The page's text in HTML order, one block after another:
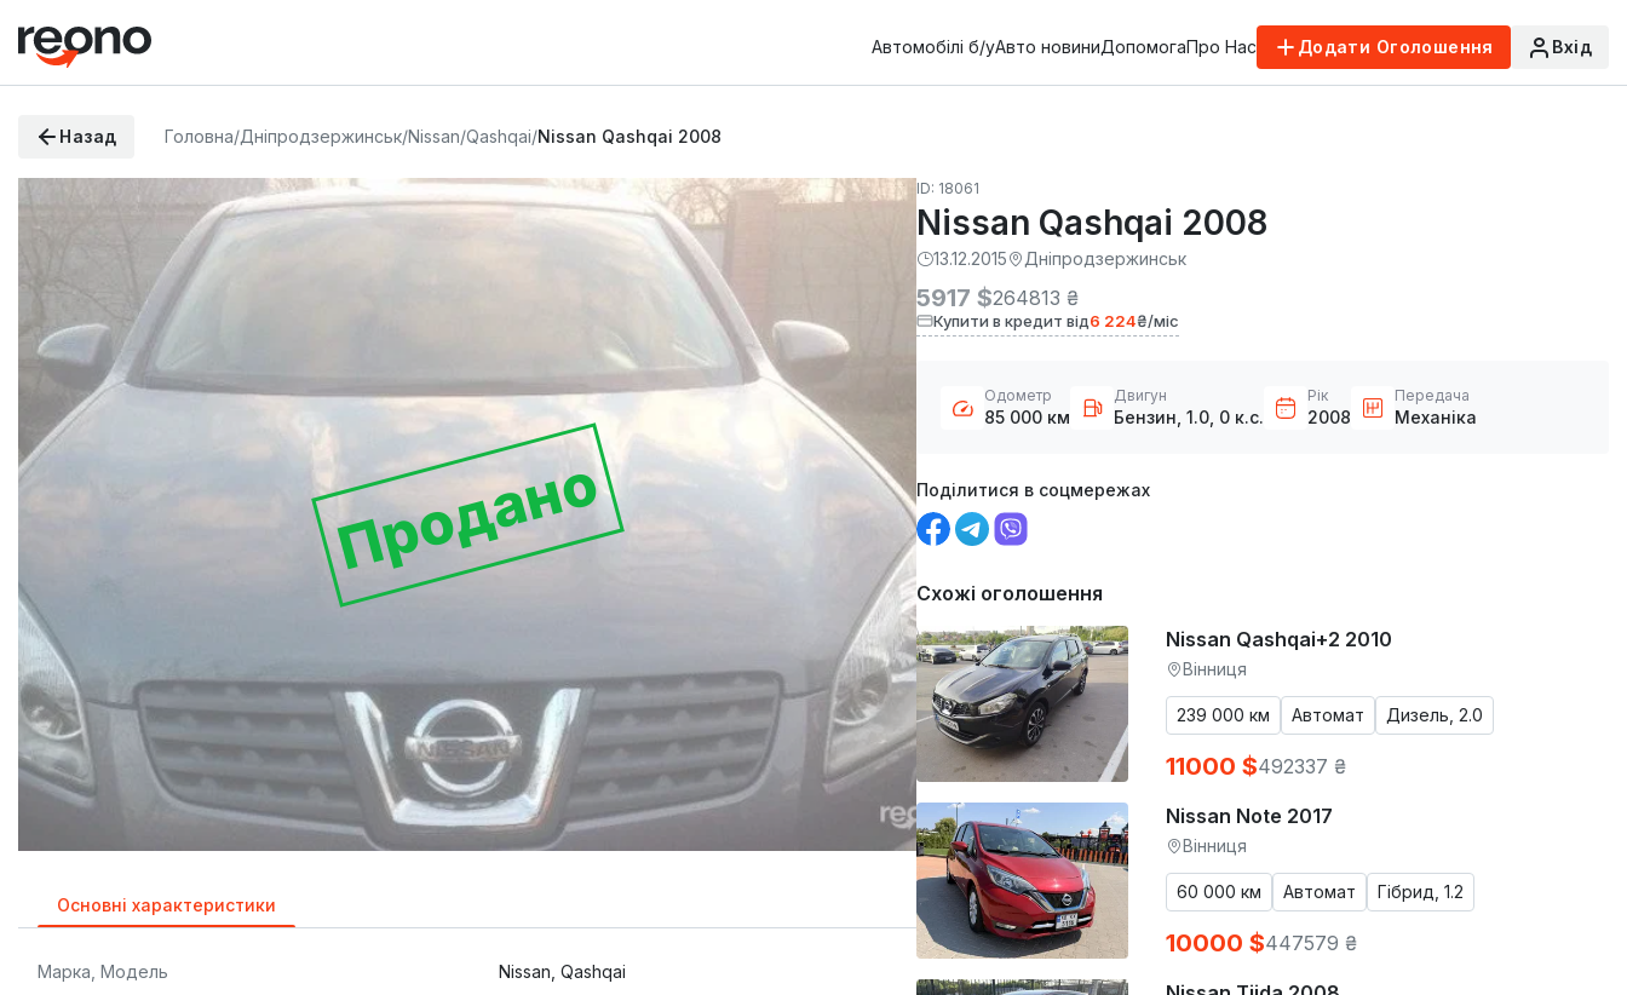
Автомобілі б/уАвто новиниДопомогаПро Нас Додати Оголошення Вхід
Назад Головна/Дніпродзержинськ/Nissan/Qashqai/Nissan Qashqai 2008
Продано
Основні характеристики
Марка, Модель Nissan, Qashqai
ID: 18061
Nissan Qashqai 2008
13.12.2015 Дніпродзержинськ
5917 $264813 ₴
Купити в кредит від6 224₴/міс
Одометр
85 000 км
Двигун
Бензин, 1.0, 0 к.с.
Рік
2008
Передача
Механіка
Поділитися в соцмережах
Схожі оголошення
Nissan Qashqai+2 2010
Вінниця
239 000 км Автомат Дизель, 2.0
11000 $492337 ₴
Nissan Note 2017
Вінниця
60 000 км Автомат Гібрид, 1.2
10000 $447579 ₴